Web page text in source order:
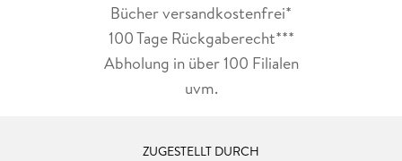
Bücher versandkostenfrei*
100 Tage Rückgaberecht***
Abholung in über 100 Filialen
uvm.
ZUGESTELLT DURCH